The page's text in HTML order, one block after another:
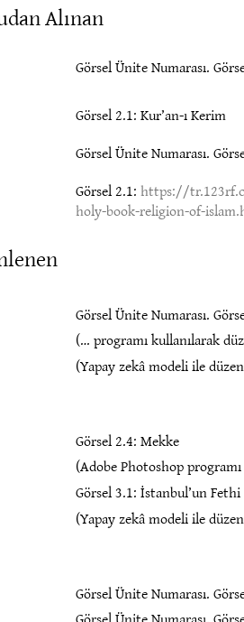
Alınan
Görsel Ünite Numarası.
Görsel 2.1: Kur’an-ı Kerim
Görsel Ünite Numarası.
Görsel 2.1: https://
holy-book-religion-of-
Görsel Ünite Numarası.
(… programı kullanılarak
(Yapay zekâ modeli ile
Görsel 2.4: Mekke
(Adobe Photoshop
Görsel 3.1: İstanbul’un Fethi
(Yapay zekâ modeli ile
Görsel Ünite Numarası.